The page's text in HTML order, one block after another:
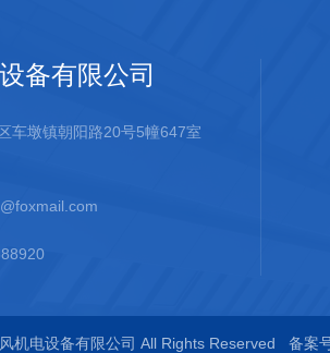
备有限公司
车墩镇朝阳路20号5幢647室
机电设备有限公司 All Rights Reserved 备案